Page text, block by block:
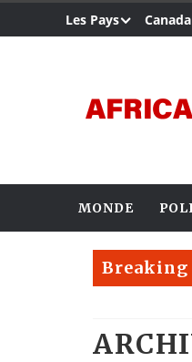
Les Pays Canada
MONDE
Breaking